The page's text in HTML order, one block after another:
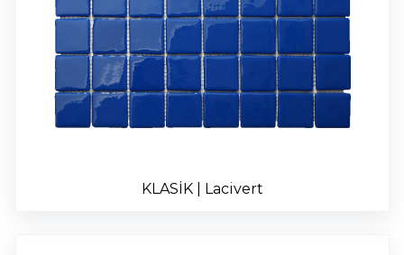
tr
KLASİK | Lacivert